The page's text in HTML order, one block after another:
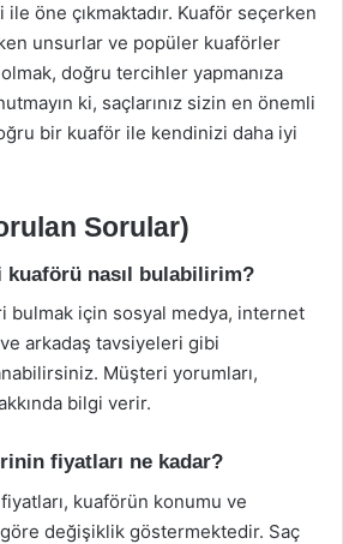
öne çıkmaktadır. Kuaför seçerken
unsurlar ve popüler kuaförler
doğru tercihler yapmanıza
ki, saçlarınız sizin en önemli
bir kuaför ile kendinizi daha iyi
Sorular)
kuaförü nasıl bulabilirim?
bulmak için sosyal medya, internet
arkadaş tavsiyeleri gibi
Müşteri yorumları,
bilgi verir.
fiyatları ne kadar?
kuaförün konumu ve
değişiklik göstermektedir. Saç